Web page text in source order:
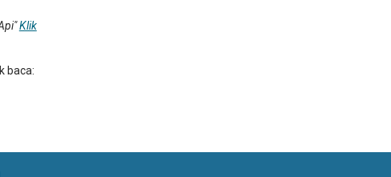
Klik
baca: